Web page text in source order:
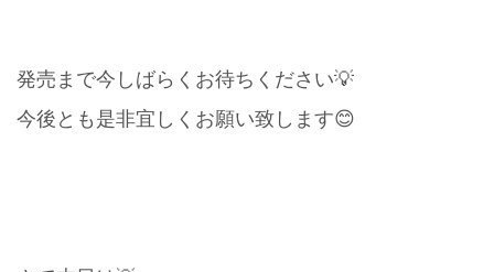
発売まで今しばらくお待ちください💡
今後とも是非宜しくお願い致します😊